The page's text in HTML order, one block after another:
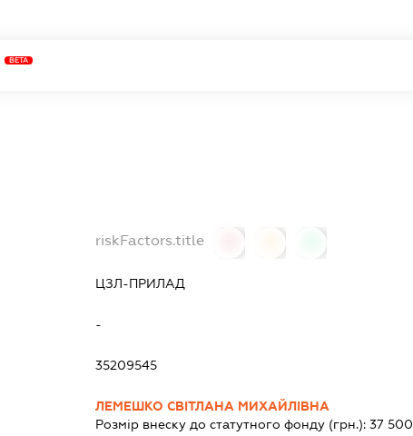
BETA
riskFactors.title
ЦЗЛ-ПРИЛАД
-
35209545
ЛЕМЕШКО СВІТЛАНА МИХАЙЛІВНА
Розмір внеску до статутного фонду (грн.):37 500